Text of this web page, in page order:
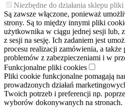
Niezbędne do działania sklepu
Są zawsze włączone, ponieważ
strony. Są to między innymi pliki
użytkownika w ciągu jednej sesji lub,
z sesji na sesję. Ich zadaniem jest
procesu realizacji zamówienia, a
problemów z zabezpieczeniami i w
Funkcjonalne pliki cookies
Pliki cookie funkcjonalne pomagają
prowadzonych działań
Twoich potrzeb i preferencji np.
wyborów dokonywanych na stronach.